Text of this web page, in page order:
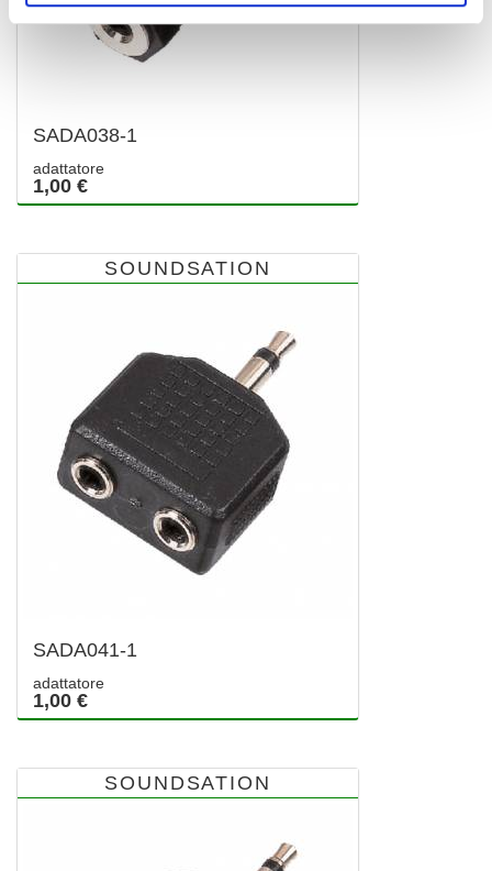
SADA038-1
adattatore
1,00 €
SOUNDSATION
SADA041-1
adattatore
1,00 €
SOUNDSATION